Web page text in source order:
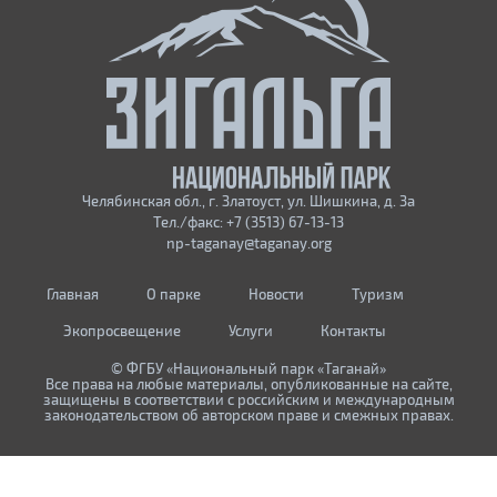
Челябинская обл., г. Златоуст, ул. Шишкина, д. 3а
Тел./факс: +7 (3513) 67-13-13
np-taganay@taganay.org
Главная О парке Новости Туризм
Экопросвещение Услуги Контакты
© ФГБУ «Национальный парк «Таганай»
Все права на любые материалы, опубликованные на сайте,
защищены в соответствии с российским и международным
законодательством об авторском праве и смежных правах.